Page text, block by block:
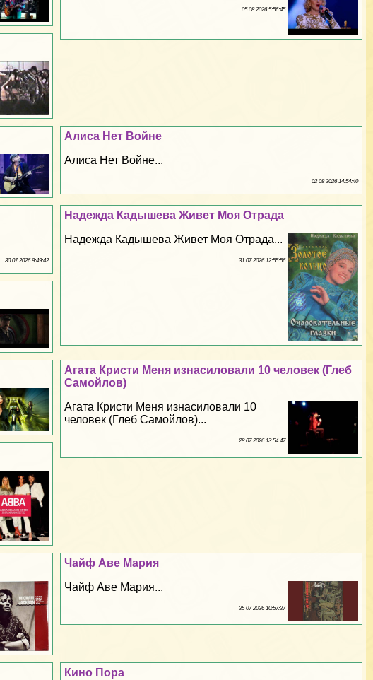
05 08 2026 5:56:45
Алиса Нет Войне
Алиса Нет Войне...
02 08 2026 14:54:40
Надежда Кадышева Живет Моя Отрада
Надежда Кадышева Живет Моя Отрада...
31 07 2026 12:55:56
30 07 2026 9:49:42
Агата Кристи Меня изнacилoвали 10 человек (Глеб
Самойлов)
Агата Кристи Меня изнacилoвали 10
человек (Глеб Самойлов)...
28 07 2026 13:54:47
Чайф Аве Мария
Чайф Аве Мария...
25 07 2026 10:57:27
Кино Пора